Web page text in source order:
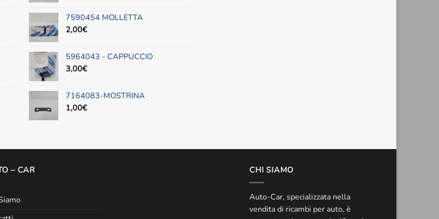
7590454 MOLLETTA
2,00€
5964043 - CAPPUCCIO
3,00€
7164083-MOSTRINA
1,00€
– CAR CHI SIAMO
Auto-Car, specializzata nella
vendita di ricambi per auto, è